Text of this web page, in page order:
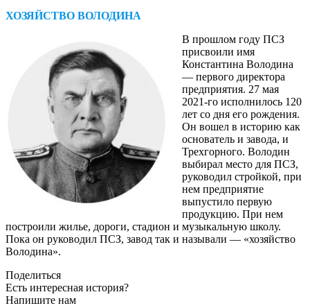
ХОЗЯЙСТВО ВОЛОДИНА
В прошлом году ПСЗ
присвоили имя
Константина Володина
— первого директора
предприятия. 27 мая
2021-го исполнилось 120
лет со дня его рождения.
Он вошел в историю как
основатель и завода, и
Трехгорного. Володин
выбирал место для ПСЗ,
руководил стройкой, при
нем предприятие
выпустило первую
продукцию. При нем
построили жилье, дороги, стадион и музыкальную школу.
Пока он руководил ПСЗ, завод так и называли — «хозяйство
Володина».
Поделиться
Есть интересная история?
Напишите нам